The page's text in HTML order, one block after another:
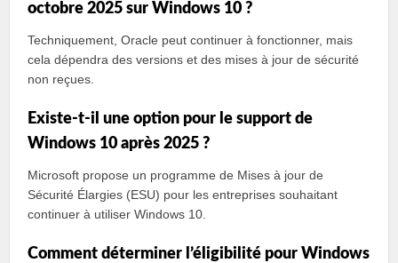
octobre 2025 sur Windows 10 ?
Techniquement, Oracle peut continuer à fonctionner, mais
cela dépendra des versions et des mises à jour de sécurité
non reçues.
Existe-t-il une option pour le support de
Windows 10 après 2025 ?
Microsoft propose un programme de Mises à jour de
Sécurité Élargies (ESU) pour les entreprises souhaitant
continuer à utiliser Windows 10.
Comment déterminer l’éligibilité pour Windows